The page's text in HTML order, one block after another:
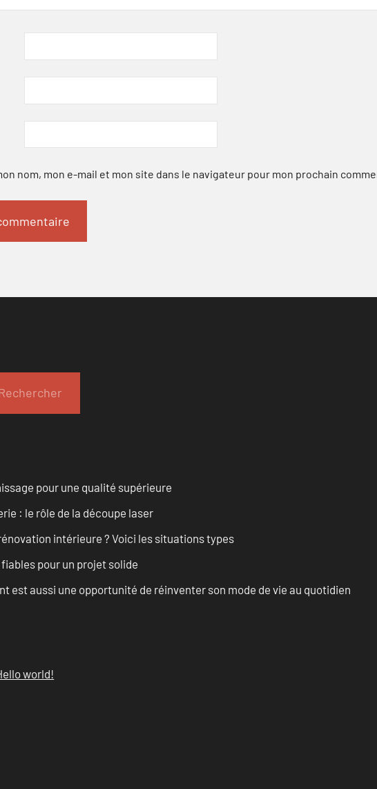
nom, mon e-mail et mon site dans le navigateur pour mon prochain
pour une qualité supérieure
: le rôle de la découpe laser
intérieure ? Voici les situations types
pour un projet solide
est aussi une opportunité de réinventer son mode de vie au quotidien
world!